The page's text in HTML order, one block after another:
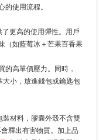
的使用流程。
更高的使用彈性。用戶
（如藍莓冰＋芒果百香果
的高單價壓力。同時，
小，放進錢包或鑰匙包
裝材料，膠囊外殼不含雙
釋出有害物質。加上品